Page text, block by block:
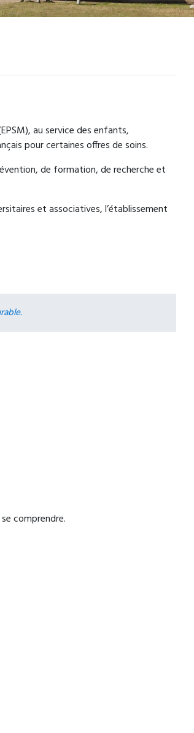
au service des enfants,
pour certaines offres de soins.
de formation, de recherche et
et associatives, l’établissement
comprendre.